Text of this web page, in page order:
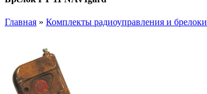
Главная » Комплекты радиоуправления и брелоки